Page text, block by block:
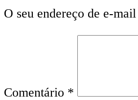
O seu endereço de e-
Comentário *